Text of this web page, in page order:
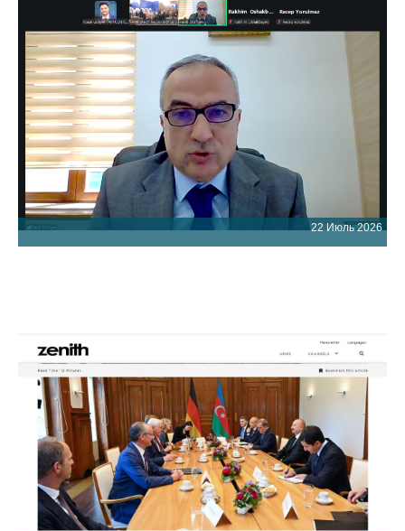
22 Июль 2026